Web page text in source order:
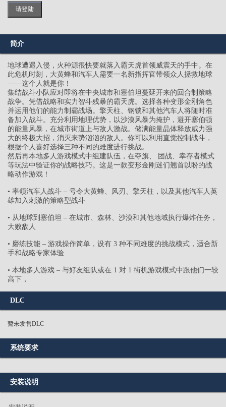
请登陆
简介
地球遭遇入侵，火种源很快要就落入霸天虎首领威震天的手中。在
此危机时刻，大黄蜂和汽车人需要一名新指挥官带领众人拯救地球
——这个人就是你！
集结战斗小队应对即将在中央城市和塞伯坦蔓延开来的回合制策略
战争。凭借战略和实力智斗残暴的霸天虎。选择各种变形金刚角色
并运用他们的能力制霸战场。擎天柱、钢锁和其他汽车人将随时准
备加入战斗。充分利用地理优势，以沙漠风暴为掩护，避开塞伯顿
的能量风暴，在城市街道上与敌人激战。储满能量晶体释放威力强
大的终极大招，消灭来势汹汹的敌人。你可以利用直觉控制战斗，
根据个人喜好选择三种不同的难度进行挑战。
然后再本地多人游戏模式中组建队伍，在夺旗、 团战、幸存者模式
等玩法中验证你的战略技巧。这是一款变形金刚迷们翘首以盼的战
略动作游戏！
• 率领汽车人战斗 – 号令大黄蜂、风刃、擎天柱，以及其他汽车人英
雄加入刺激的策略型战斗
• 从地球到塞伯坦 – 在城市、森林、沙漠和其他地域执行爆炸任务，
大败敌人
• 磨练技能 – 游戏操作简单，设有 3 种不同难度的挑战模式，适合新
手和战略专家体验
• 本地多人游戏 – 与好友组队或在 1 对 1 街机游戏模式中跟他们一较
高下，
DLC
暂未发售DLC
系统要求
安装说明